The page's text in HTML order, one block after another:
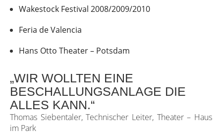
Wakestock Festival 2008/2009/2010
Feria de Valencia
Hans Otto Theater – Potsdam
„WIR WOLLTEN EINE
BESCHALLUNGSANLAGE DIE
ALLES KANN.“
Thomas Siebentaler, Technischer Leiter, Theater – Haus
im Park